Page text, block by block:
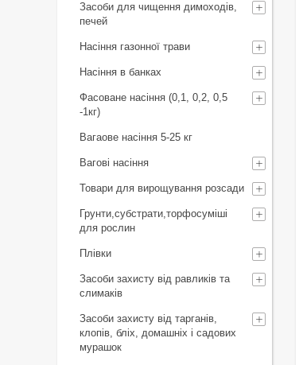
Засоби для чищення димоходів,
печей
Насіння газонної трави
Насіння в банках
Фасоване насіння (0,1, 0,2, 0,5
-1кг)
Вагаове насіння 5-25 кг
Вагові насіння
Товари для вирощування розсади
Грунти,субстрати,торфосуміші
для рослин
Плівки
Засоби захисту від равликів та
слимаків
Засоби захисту від тарганів,
клопів, бліх, домашніх і садових
мурашок